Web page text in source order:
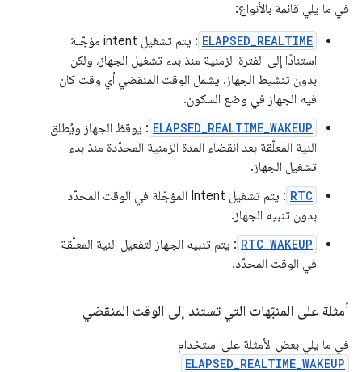
في ما يلي قائمة بالأنواع:
ELAPSED_REALTIME
: يتم تشغيل intent مؤجّلة
استنادًا إلى الفترة الزمنية منذ بدء تشغيل الجهاز، ولكن
بدون تنشيط الجهاز. يشمل الوقت المنقضي أي وقت كان
فيه الجهاز في وضع السكون.
ELAPSED_REALTIME_WAKEUP : يوقظ الجهاز ويُطلق
النية المعلّقة بعد انقضاء المدة الزمنية المحدّدة منذ بدء
تشغيل الجهاز.
RTC
: يتم تشغيل Intent المؤجّلة في الوقت المحدّد
بدون تنبيه الجهاز.
RTC_WAKEUP : يتم تنبيه الجهاز لتفعيل النية المعلّقة
في الوقت المحدّد.
أمثلة على المنبّهات التي تستند إلى الوقت المنقضي
في ما يلي بعض الأمثلة على استخدام
ELAPSED_REALTIME_WAKEUP